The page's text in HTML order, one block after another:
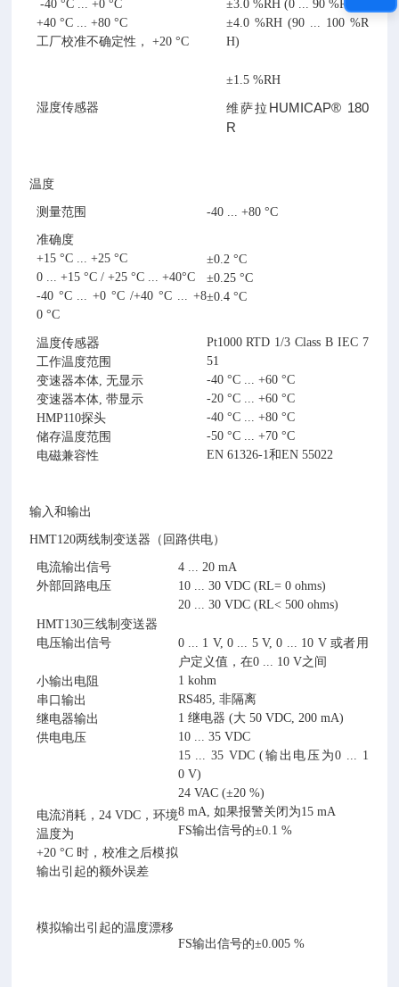
-40 °C ... +0 °C
+40 °C ... +80 °C
工厂校准不确定性， +20 °C
±3.0 %RH (0 ... 90 %RH)
±4.0 %RH (90 ... 100 %R
H)
±1.5 %RH
湿度传感器 维萨拉 HUMICAP® 180
R
温度
测量范围 -40 ... +80 °C
准确度
+15 °C ... +25 °C
0 ... +15 °C / +25 °C ... +40°C
-40 °C ... +0 °C /+40 °C ... +8
0 °C
±0.2 °C
±0.25 °C
±0.4 °C
温度传感器
工作温度范围
变速器本体, 无显示
变速器本体, 带显示
HMP110探头
储存温度范围
电磁兼容性
Pt1000 RTD 1/3 Class B IEC 7
51
-40 °C ... +60 °C
-20 °C ... +60 °C
-40 °C ... +80 °C
-50 °C ... +70 °C
EN 61326-1和EN 55022
输入和输出
HMT120两线制变送器（回路供电）
电流输出信号
外部回路电压
HMT130三线制变送器
电压输出信号
小输出电阻
串口输出
继电器输出
供电电压
电流消耗，24 VDC，环境
温度为
+20 °C 时，校准之后模拟
输出引起的额外误差
模拟输出引起的温度漂移
4 ... 20 mA
10 ... 30 VDC (RL= 0 ohms)
20 ... 30 VDC (RL< 500 ohms)
0 ... 1 V, 0 ... 5 V, 0 ... 10 V 或者用
户定义值，在0 ... 10 V之间
1 kohm
RS485, 非隔离
1 继电器 (大 50 VDC, 200 mA)
10 ... 35 VDC
15 ... 35 VDC (输出电压为0 ... 1
0 V)
24 VAC (±20 %)
8 mA, 如果报警关闭为15 mA
FS输出信号的±0.1 %
FS输出信号的±0.005 %